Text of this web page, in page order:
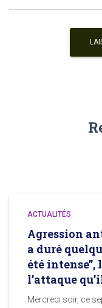
ACTUALITÉS
Agression
a duré
été
l’attaque
Mercredi soir, ce